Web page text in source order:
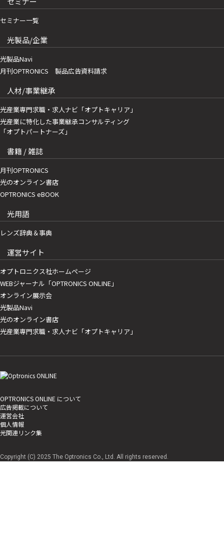
セミナー一覧
光製品/企業
光製品Navi
月刊OPTRONICS 製品広告資料請求
人材/事業継承
光産業専門求職・求人ナビ「オプトキャリア」
光産業に特化した事業継承コンサルティング
「オプトパートナーズ」
書籍 / 雑誌
月刊OPTRONICS
光のオンライン書店
OPTRONICS eBOOK
光用語
レンズ辞典＆事典
運営サイト
オプトロニクス社ホームページ
WEBジャーナル「OPTRONICS ONLINE」
オンライン展示会
光製品Navi
光のオンライン書店
光産業専門求職・求人ナビ「オプトキャリア」
OPTRONICS ONLINE について
広告掲載について
運営会社
個人情報
光関連リンク集
Copyright (C) 2025 The Optronics Co., Ltd. All rights reserved.